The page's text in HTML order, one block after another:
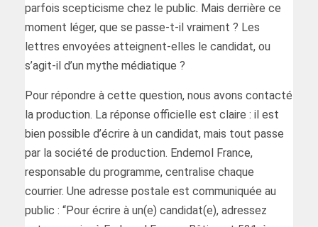
parfois scepticisme chez le public. Mais derrière ce
moment léger, que se passe-t-il vraiment ? Les
lettres envoyées atteignent-elles le candidat, ou
s’agit-il d’un mythe médiatique ?
Pour répondre à cette question, nous avons contacté
la production. La réponse officielle est claire : il est
bien possible d’écrire à un candidat, mais tout passe
par la société de production. Endemol France,
responsable du programme, centralise chaque
courrier. Une adresse postale est communiquée au
public : “Pour écrire à un(e) candidat(e), adressez